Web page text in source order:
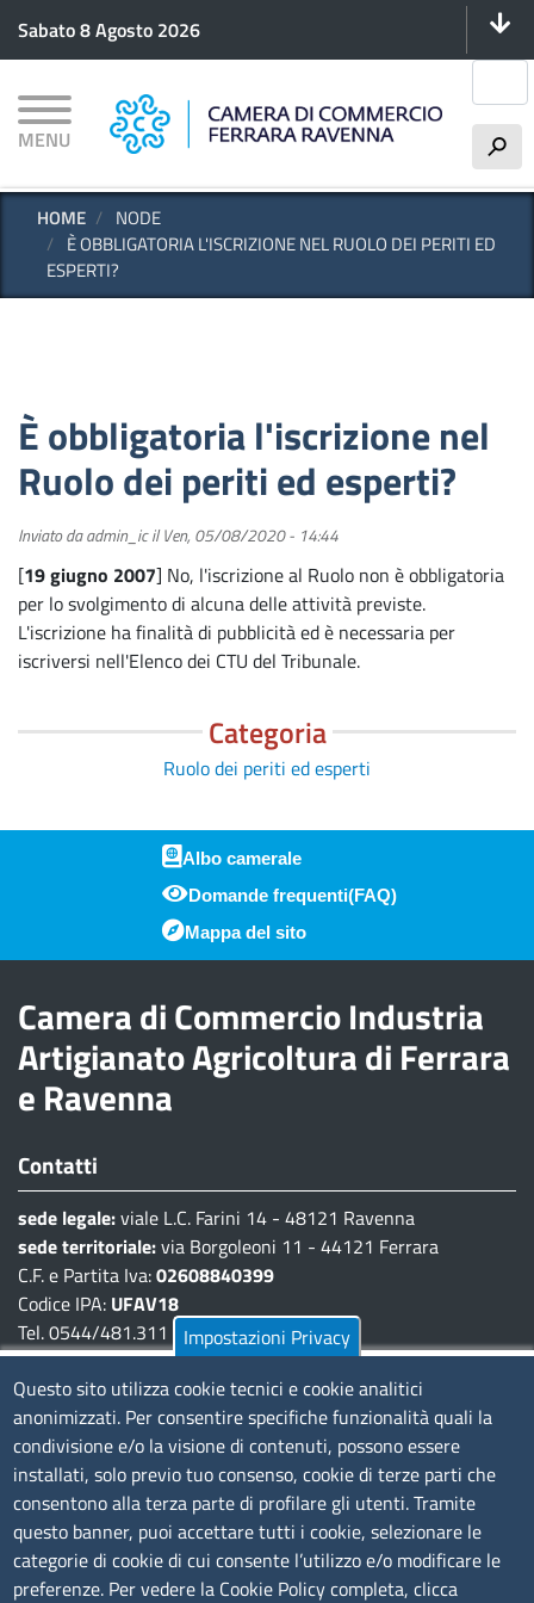
principale
Sabato 8 Agosto 2026
MENU h
HOME
NODE
È OBBLIGATORIA L'ISCRIZIONE NEL RUOLO DEI PERITI ED
ESPERTI?
È obbligatoria l'iscrizione nel
Ruolo dei periti ed esperti?
Inviato daadmin_icilVen, 05/08/2020 - 14:44
[19 giugno 2007] No, l'iscrizione al Ruolo non è obbligatoria
per lo svolgimento di alcuna delle attività previste.
L'iscrizione ha finalità di pubblicità ed è necessaria per
iscriversi nell'Elenco dei CTU del Tribunale.
Categoria
Ruolo dei periti ed esperti
Piè di pagina
Albo camerale
Domande frequenti(FAQ)
Mappa del sito
Camera di Commercio Industria
Artigianato Agricoltura di Ferrara
e Ravenna
Contatti
sede legale:viale L.C. Farini 14 - 48121 Ravenna
sede territoriale:via Borgoleoni 11 - 44121 Ferrara
C.F. e Partita Iva:02608840399
Codice IPA: UFAV18
Tel. 0544/481.311 - 0532/783.711
Pec:cciaa@pec.fera.camcom.it
Amministrazione Trasparente
Bandi di gara
Bilanci
Concorsi e selezioni
Procedimenti
Impostazioni Privacy
Questo sito utilizza cookie tecnici e cookie analitici
anonimizzati. Per consentire specifiche funzionalità quali la
condivisione e/o la visione di contenuti, possono essere
installati, solo previo tuo consenso, cookie di terze parti che
consentono alla terza parte di profilare gli utenti. Tramite
questo banner, puoi accettare tutti i cookie, selezionare le
categorie di cookie di cui consente l’utilizzo e/o modificare le
preferenze. Per vedere la Cookie Policy completa, clicca